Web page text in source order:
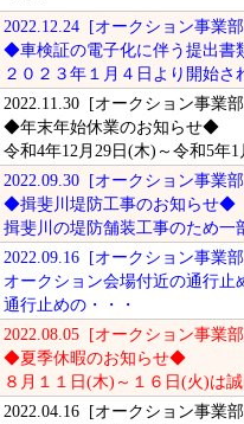
2022.12.24 [オークション事業
◆車検証の電子化に伴う提出書
２０２３年１月４日より開始さ
2022.11.30 [オークション事業
◆年末年始休業のお知らせ◆
令和4年12月29日(木)～令和5年1
2022.09.30 [オークション事業
◆揖斐川堤防工事のお知らせ◆
揖斐川の堤防舗装工事のため一
2022.09.16 [オークション事業
オークション会場付近の通行止
通行止めの・・・
2022.08.05 [オークション事業
◆夏季休暇のお知らせ◆
８月１１日(木)～１６日(火)は
2022.04.16 [オークション事業